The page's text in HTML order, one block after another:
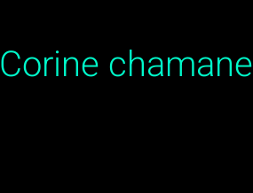
Corine chamane